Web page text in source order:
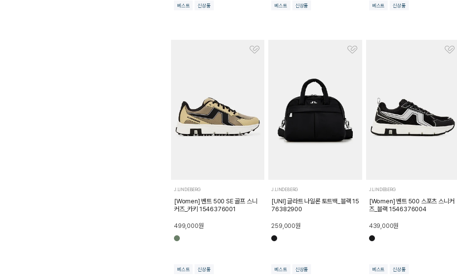
베스트 신상품 베스트 신상품 베스트 신상품
J.LINDEBERG
[Women] 벤트 500 SE 골프 스니
커즈_카키 1546376001
499,000원
베스트 신상품
J.LINDEBERG
[UNI] 글라트 나일론 토트백_블랙 15
76382900
259,000원
베스트 신상품
J.LINDEBERG
[Women] 벤트 500 스포츠 스니커
즈_블랙 1546376004
439,000원
베스트 신상품